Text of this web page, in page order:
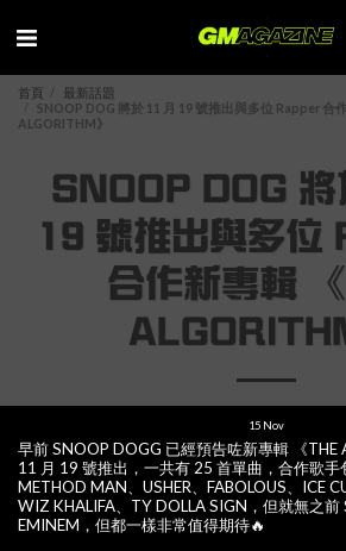
首頁
最新話題
SNOOP DOG 將於 11 月 19 號推出與多位 Rapper 合
ALGORITHM》
SNOOP DOG 將
19 號推出與多位
合作新專輯
15 Nov
早前 SNOOP DOGG 已經預告咗新專輯 《THE
11 月 19 號推出，一共有 25 首單曲，合作歌手
METHOD MAN、USHER、FABOLOUS、ICE
WIZ KHALIFA、TY DOLLA SIGN，但就無之
EMINEM，但都一樣非常值得期待🔥